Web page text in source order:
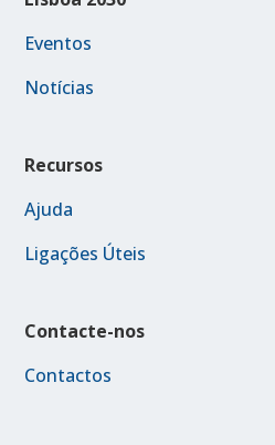
Eventos
Notícias
Recursos
Ajuda
Ligações Úteis
Contacte-nos
Contactos